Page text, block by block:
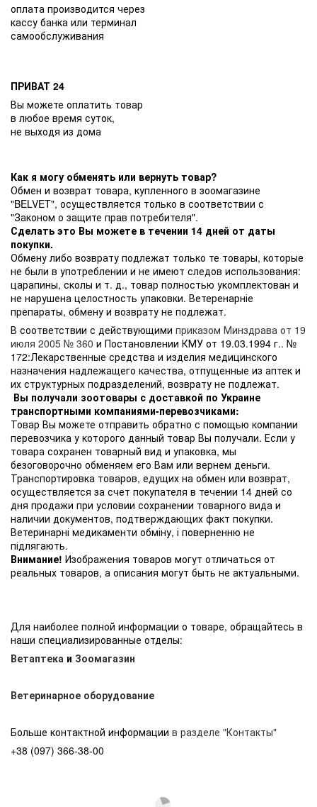
оплата производится через
кассу банка или терминал
самообслуживания
ПРИВАТ 24
Вы можете оплатить товар
в любое время суток,
не выходя из дома
Как я могу обменять или вернуть товар?
Обмен и возврат товара, купленного в зоомагазине
"BELVET", осуществляется только в соответствии с
"Законом о защите прав потребителя".
Сделать это Вы можете в течении 14 дней от даты
покупки.
Обмену либо возврату подлежат только те товары, которые
не были в употреблении и не имеют следов использования:
царапины, сколы и т. д., товар полностью укомплектован и
не нарушена целостность упаковки. Ветеренарніе
препараты, обмену и возврату не подлежат.
В соответствии с действующими приказом Минздрава от 19
июля 2005 № 360 и Постановлении КМУ от 19.03.1994 г.. №
172:Лекарственные средства и изделия медицинского
назначения надлежащего качества, отпущенные из аптек и
их структурных подразделений, возврату не подлежат.
Вы получали зоотовары с доставкой по Украине
транспортными компаниями-перевозчиками:
Товар Вы можете отправить обратно с помощью компании
перевозчика у которого данный товар Вы получали. Если у
товара сохранен товарный вид и упаковка, мы
безоговорочно обменяем его Вам или вернем деньги.
Транспортировка товаров, едущих на обмен или возврат,
осуществляется за счет покупателя в течении 14 дней со
дня продажи при условии сохранении товарного вида и
наличии документов, подтверждающих факт покупки.
Ветеринарні медикаменти обміну, і поверненню не
підлягають.
Внимание! Изображения товаров могут отличаться от
реальных товаров, а описания могут быть не актуальными.
Для наиболее полной информации о товаре, обращайтесь в
наши специализированные отделы:
Ветаптека и Зоомагазин
Ветеринарное оборудование
Больше контактной информации в разделе "Контакты"
+38 (097) 366-38-00